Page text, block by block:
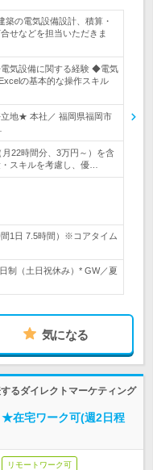
築の電気設備設計、積算・
せなどを担当いただきま
気設備に関する経験 ◆電気
の基本的な操作スキル
地★ 本社／ 福岡県福岡市
22時間分、3万円～）を含
スキルを考慮し、優…
1日 7.5時間）※コアタイム
制（土日祝休み）* GW／夏
気になる
るダイレクトマーケティング
★在宅ワーク可(週2日程
リモートワーク可